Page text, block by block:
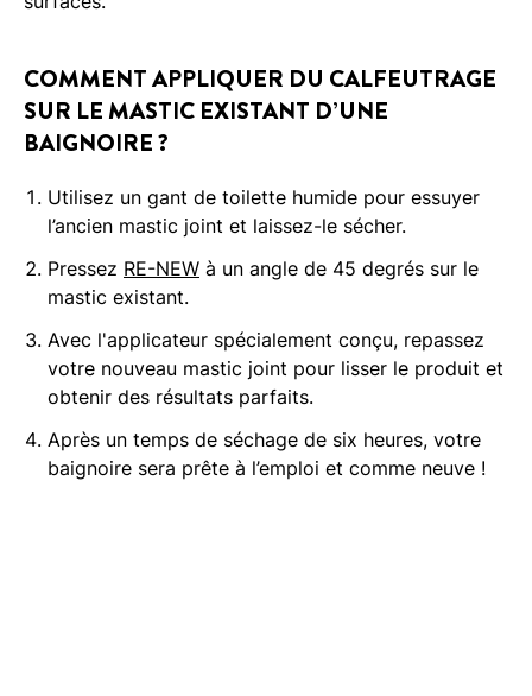
COMMENT APPLIQUER DU CALFEUTRAGE
SUR LE MASTIC EXISTANT D’UNE
BAIGNOIRE ?
Utilisez un gant de toilette humide pour essuyer
l’ancien mastic joint et laissez-le sécher.
Pressez RE-NEW à un angle de 45 degrés sur le
mastic existant.
Avec l'applicateur spécialement conçu, repassez
votre nouveau mastic joint pour lisser le produit et
obtenir des résultats parfaits.
Après un temps de séchage de six heures, votre
baignoire sera prête à l’emploi et comme neuve !